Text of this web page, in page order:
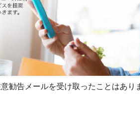
勧告メールを受け取ったことはあり